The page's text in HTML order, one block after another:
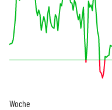
Woche